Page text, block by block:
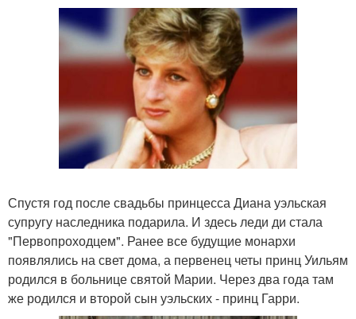
Спустя год после свадьбы принцесса Диана уэльская
супругу наследника подарила. И здесь леди ди стала
"Первопроходцем". Ранее все будущие монархи
появлялись на свет дома, а первенец четы принц Уильям
родился в больнице святой Марии. Через два года там
же родился и второй сын уэльских - принц Гарри.